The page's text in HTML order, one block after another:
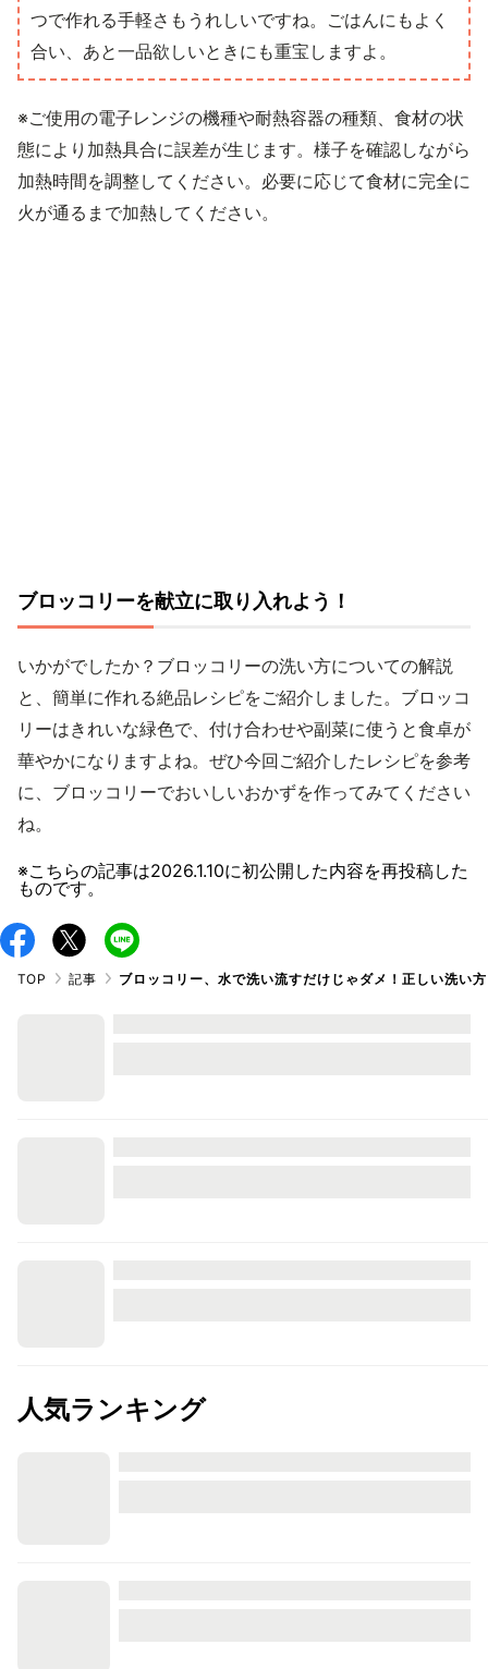
つで作れる手軽さもうれしいですね。ごはんにもよく
合い、あと一品欲しいときにも重宝しますよ。
※ご使用の電子レンジの機種や耐熱容器の種類、食材の状
態により加熱具合に誤差が生じます。様子を確認しながら
加熱時間を調整してください。必要に応じて食材に完全に
火が通るまで加熱してください。
ブロッコリーを献立に取り入れよう！
いかがでしたか？ブロッコリーの洗い方についての解説
と、簡単に作れる絶品レシピをご紹介しました。ブロッコ
リーはきれいな緑色で、付け合わせや副菜に使うと食卓が
華やかになりますよね。ぜひ今回ご紹介したレシピを参考
に、ブロッコリーでおいしいおかずを作ってみてください
ね。
※こちらの記事は2026.1.10に初公開した内容を再投稿した
ものです。
TOP 記事 ブロッコリー、水で洗い流すだけじゃダメ！正しい洗い
人気ランキング